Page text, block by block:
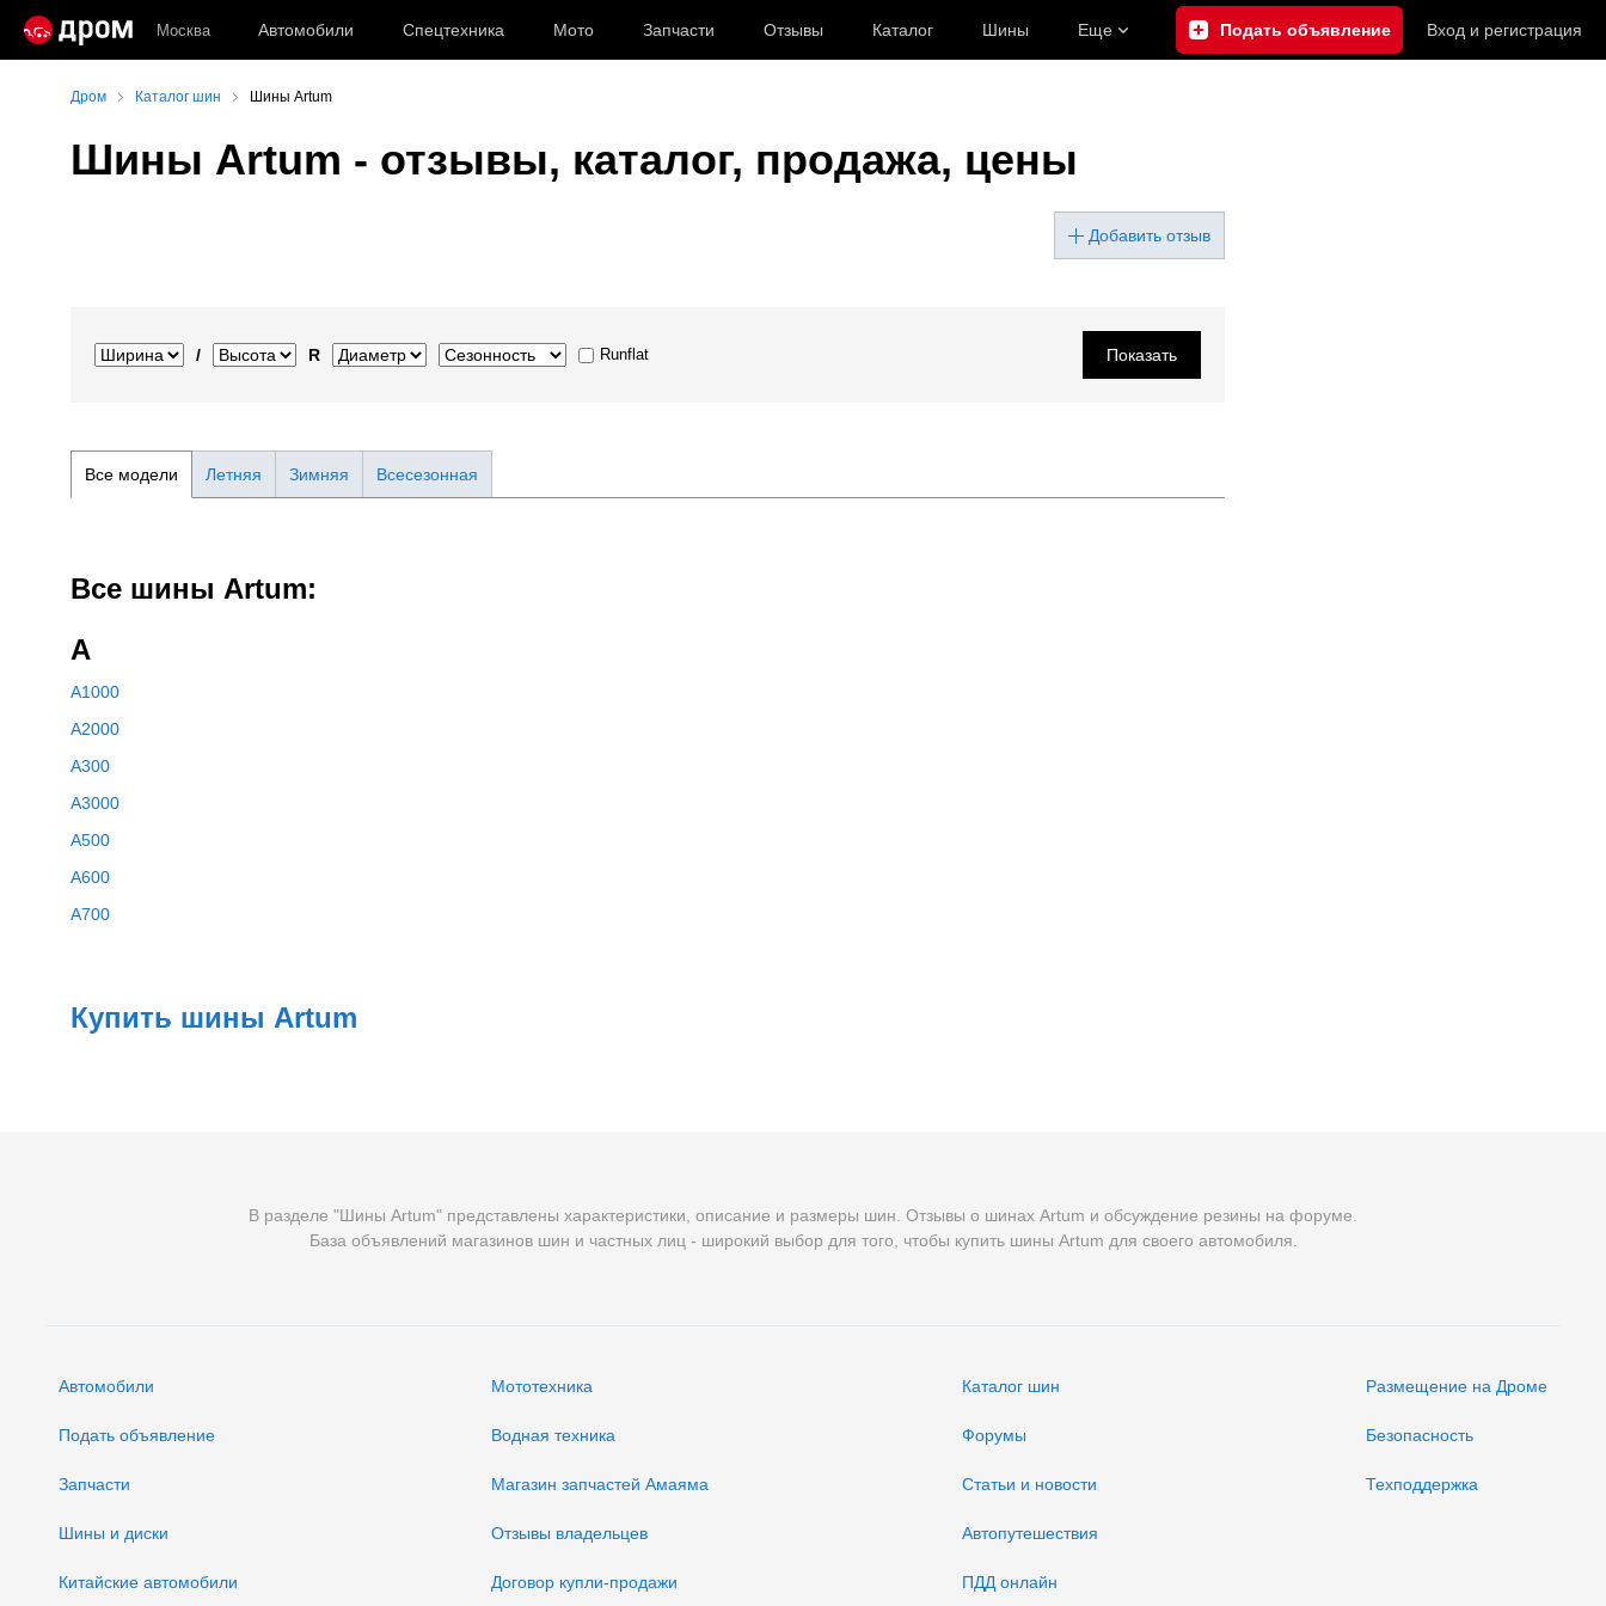
Москва Автомобили Спецтехника Мото Запчасти Отзывы Каталог Шины Еще Подать объявление Вход и регистрация
Дром Каталог шин Шины Artum
Шины Artum - отзывы, каталог, продажа, цены
Добавить отзыв
/ R Runflat Показать
Все модели Летняя Зимняя Всесезонная
Все шины Artum:
A
A1000
A2000
A300
A3000
A500
A600
A700
Купить шины Artum
В разделе "Шины Artum" представлены характеристики, описание и размеры шин. Отзывы о шинах Artum и обсуждение резины на форуме.
База объявлений магазинов шин и частных лиц - широкий выбор для того, чтобы купить шины Artum для своего автомобиля.
Автомобили
Подать объявление
Запчасти
Шины и диски
Китайские автомобили
Мототехника
Водная техника
Магазин запчастей Амаяма
Отзывы владельцев
Договор купли-продажи
Каталог шин
Форумы
Статьи и новости
Автопутешествия
ПДД онлайн
Размещение на Дроме
Безопасность
Техподдержка